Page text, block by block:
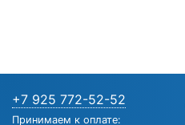
+7 925 772-52-52
Принимаем к оплате: